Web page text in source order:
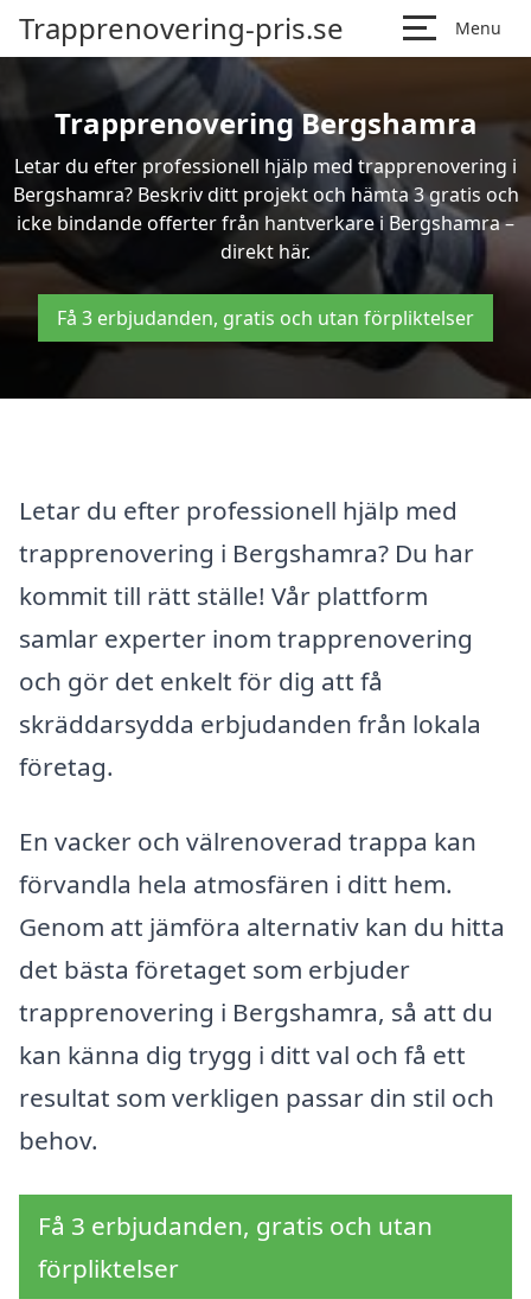
Trapprenovering-pris.se Menu
Trapprenovering Bergshamra
Letar du efter professionell hjälp med trapprenovering i
Bergshamra? Beskriv ditt projekt och hämta 3 gratis och
icke bindande offerter från hantverkare i Bergshamra –
direkt här.
Få 3 erbjudanden, gratis och utan förpliktelser
Letar du efter professionell hjälp med
trapprenovering i Bergshamra? Du har
kommit till rätt ställe! Vår plattform
samlar experter inom trapprenovering
och gör det enkelt för dig att få
skräddarsydda erbjudanden från lokala
företag.
En vacker och välrenoverad trappa kan
förvandla hela atmosfären i ditt hem.
Genom att jämföra alternativ kan du hitta
det bästa företaget som erbjuder
trapprenovering i Bergshamra, så att du
kan känna dig trygg i ditt val och få ett
resultat som verkligen passar din stil och
behov.
Få 3 erbjudanden, gratis och utan
förpliktelser